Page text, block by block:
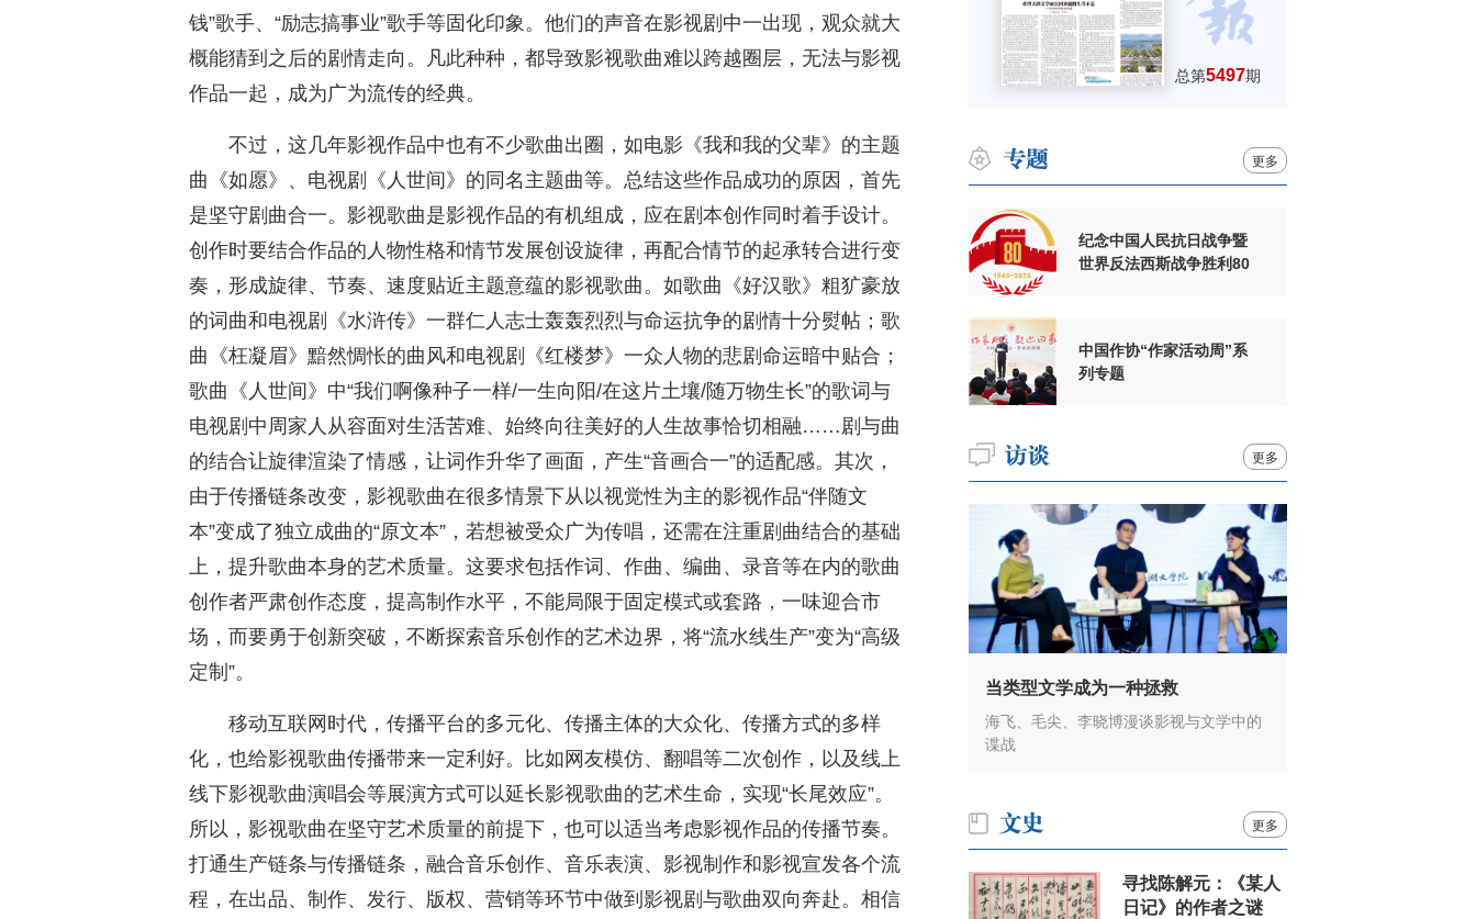
钱”歌手、“励志搞事业”歌手等固化印象。他们的声音在影视剧中一出现，观众就大
概能猜到之后的剧情走向。凡此种种，都导致影视歌曲难以跨越圈层，无法与影视
作品一起，成为广为流传的经典。
不过，这几年影视作品中也有不少歌曲出圈，如电影《我和我的父辈》的主题
曲《如愿》、电视剧《人世间》的同名主题曲等。总结这些作品成功的原因，首先
是坚守剧曲合一。影视歌曲是影视作品的有机组成，应在剧本创作同时着手设计。
创作时要结合作品的人物性格和情节发展创设旋律，再配合情节的起承转合进行变
奏，形成旋律、节奏、速度贴近主题意蕴的影视歌曲。如歌曲《好汉歌》粗犷豪放
的词曲和电视剧《水浒传》一群仁人志士轰轰烈烈与命运抗争的剧情十分熨帖；歌
曲《枉凝眉》黯然惆怅的曲风和电视剧《红楼梦》一众人物的悲剧命运暗中贴合；
歌曲《人世间》中“我们啊像种子一样/一生向阳/在这片土壤/随万物生长”的歌词与
电视剧中周家人从容面对生活苦难、始终向往美好的人生故事恰切相融……剧与曲
的结合让旋律渲染了情感，让词作升华了画面，产生“音画合一”的适配感。其次，
由于传播链条改变，影视歌曲在很多情景下从以视觉性为主的影视作品“伴随文
本”变成了独立成曲的“原文本”，若想被受众广为传唱，还需在注重剧曲结合的基础
上，提升歌曲本身的艺术质量。这要求包括作词、作曲、编曲、录音等在内的歌曲
创作者严肃创作态度，提高制作水平，不能局限于固定模式或套路，一味迎合市
场，而要勇于创新突破，不断探索音乐创作的艺术边界，将“流水线生产”变为“高级
定制”。
移动互联网时代，传播平台的多元化、传播主体的大众化、传播方式的多样
化，也给影视歌曲传播带来一定利好。比如网友模仿、翻唱等二次创作，以及线上
线下影视歌曲演唱会等展演方式可以延长影视歌曲的艺术生命，实现“长尾效应”。
所以，影视歌曲在坚守艺术质量的前提下，也可以适当考虑影视作品的传播节奏。
打通生产链条与传播链条，融合音乐创作、音乐表演、影视制作和影视宣发各个流
程，在出品、制作、发行、版权、营销等环节中做到影视剧与歌曲双向奔赴。相信
总第5497期
更多
纪念中国人民抗日战争暨
世界反法西斯战争胜利80
中国作协“作家活动周”系
列专题
更多
当类型文学成为一种拯救
海飞、毛尖、李晓博漫谈影视与文学中的
谍战
更多
寻找陈解元：《某人
日记》的作者之谜